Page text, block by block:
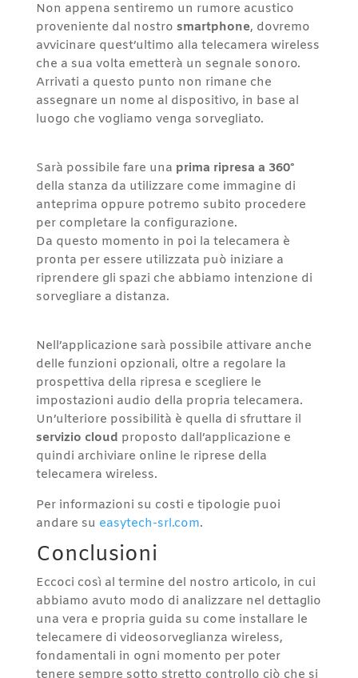
Non appena sentiremo un rumore acustico
proveniente dal nostro smartphone, dovremo
avvicinare quest’ultimo alla telecamera wireless
che a sua volta emetterà un segnale sonoro.
Arrivati a questo punto non rimane che
assegnare un nome al dispositivo, in base al
luogo che vogliamo venga sorvegliato.
Sarà possibile fare una prima ripresa a 360°
della stanza da utilizzare come immagine di
anteprima oppure potremo subito procedere
per completare la configurazione.
Da questo momento in poi la telecamera è
pronta per essere utilizzata può iniziare a
riprendere gli spazi che abbiamo intenzione di
sorvegliare a distanza.
Nell’applicazione sarà possibile attivare anche
delle funzioni opzionali, oltre a regolare la
prospettiva della ripresa e scegliere le
impostazioni audio della propria telecamera.
Un’ulteriore possibilità è quella di sfruttare il
servizio cloud proposto dall’applicazione e
quindi archiviare online le riprese della
telecamera wireless.
Per informazioni su costi e tipologie puoi
andare su easytech-srl.com.
Conclusioni
Eccoci così al termine del nostro articolo, in cui
abbiamo avuto modo di analizzare nel dettaglio
una vera e propria guida su come installare le
telecamere di videosorveglianza wireless,
fondamentali in ogni momento per poter
tenere sempre sotto stretto controllo ciò che si